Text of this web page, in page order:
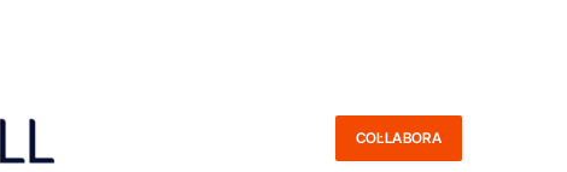
COL·LABORA